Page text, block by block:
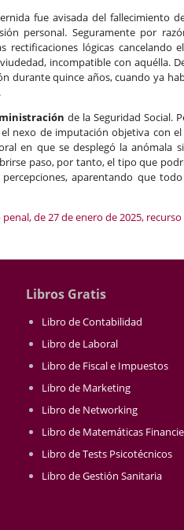
fue avisada del fallecimiento
personal. Seguramente por
rectificaciones lógicas cancelando
incompatible con aquélla.
durante quince años, cuando ya
de la Seguridad Social.
nexo de imputación objetiva con
en que se desplegó la anómala
paso, por tanto, el tipo que
aparentando que
de 27 de enero de 2025,
Libros Gratis
Libro de Contabilidad
Libro de Laboral
Libro de Fiscal e Impuestos
Libro de Marketing
Libro de Networking
Libro de Matemáticas
Libro de Tests Psicotécnicos
Libro de Gestión Sanitaria